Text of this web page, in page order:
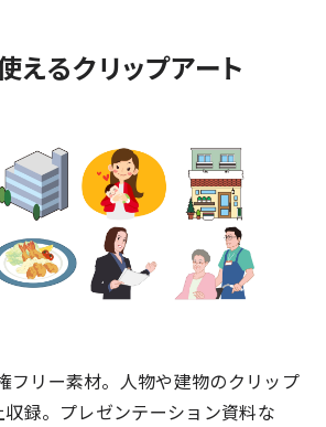
えるクリップアート
フリー素材。人物や建物のクリップ
録。プレゼンテーション資料な